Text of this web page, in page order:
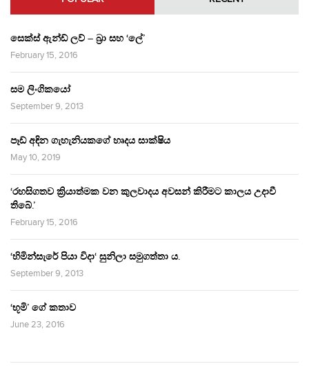
සෙක්ස් ඇන්ඩ් ලව් – බ්‍රා සහ ‘ලේ’
February 15, 2016
සම ලිංගිකයෝ
September 9, 2013
පෑඩ් අඳින ගැහැනියකගේ හෘදය සාක්ෂිය
May 10, 2019
‘රහසිගතව ක්‍රියාත්මක වන කුලවාදය අවසන් කිරීමට කාලය උදාවී
තිබේ.’
February 15, 2016
‘හිමින්සැරේ පියා විදා‘ සුනිලා සමුගත්තා ය.
September 9, 2013
‘භූමි’ ගේ කතාව
June 23, 2016